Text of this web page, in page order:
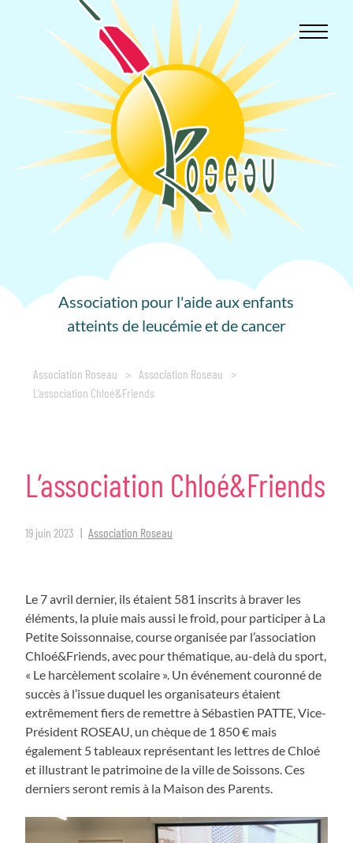
Association pour l'aide aux enfants
atteints de leucémie et de cancer
Association Roseau > Association Roseau >
L’association Chloé&Friends
L’association Chloé&Friends
19 juin 2023 Association Roseau
Le 7 avril dernier, ils étaient 581 inscrits à braver les
éléments, la pluie mais aussi le froid, pour participer à La
Petite Soissonnaise, course organisée par l’association
Chloé&Friends, avec pour thématique, au-delà du sport,
« Le harcèlement scolaire ». Un événement couronné de
succès à l’issue duquel les organisateurs étaient
extrêmement fiers de remettre à Sébastien PATTE, Vice-
Président ROSEAU, un chèque de 1 850 € mais
également 5 tableaux représentant les lettres de Chloé
et illustrant le patrimoine de la ville de Soissons. Ces
derniers seront remis à la Maison des Parents.